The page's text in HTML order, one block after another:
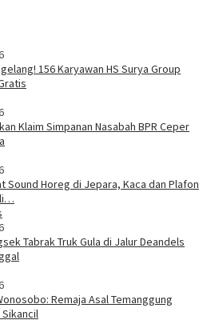
156 Karyawan HS Surya Group
Klaim Simpanan Nasabah BPR Ceper
Sound Horeg di Jepara, Kaca dan Plafon
Tabrak Truk Gula di Jalur Deandels
Remaja Asal Temanggung